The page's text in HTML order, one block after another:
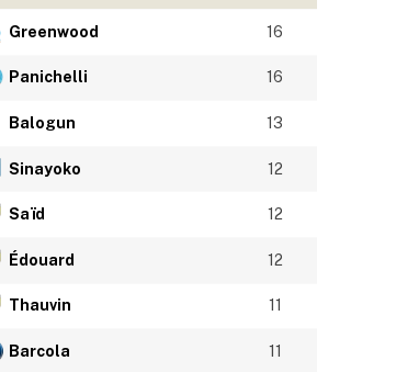
Greenwood 16
Panichelli 16
Balogun 13
Sinayoko 12
Saïd 12
Édouard 12
Thauvin 11
Barcola 11